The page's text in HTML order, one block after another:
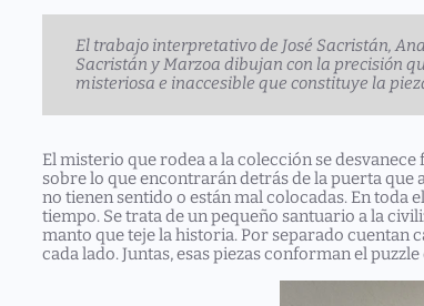
El trabajo interpretativo de José Sacristán,
Sacristán y Marzoa dibujan con la precisión
misteriosa e inaccesible que constituye la
El misterio que rodea a la colección se
sobre lo que encontrarán detrás de la puerta que
no tienen sentido o están mal colocadas. En toda
tiempo. Se trata de un pequeño santuario a la
manto que teje la historia. Por separado cuentan
cada lado. Juntas, esas piezas conforman el puzzle